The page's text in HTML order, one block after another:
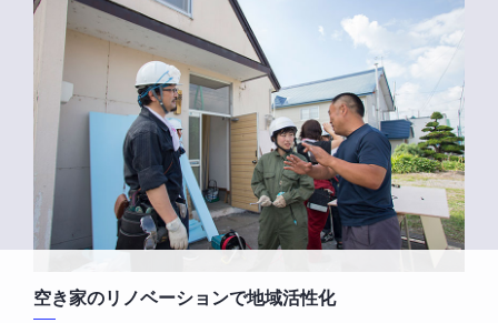
空き家のリノベーションで地域活性化